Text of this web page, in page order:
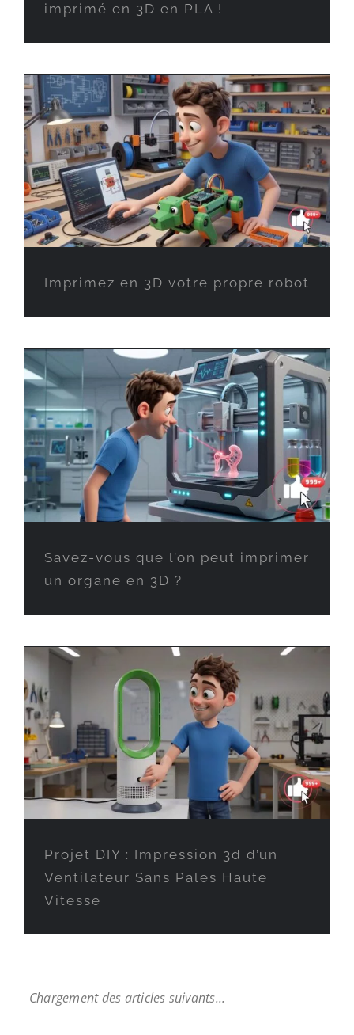
imprimé en 3D en PLA !
Imprimez en 3D votre propre robot
Savez-vous que l’on peut imprimer
un organe en 3D ?
Projet DIY : Impression 3d d’un
Ventilateur Sans Pales Haute
Vitesse